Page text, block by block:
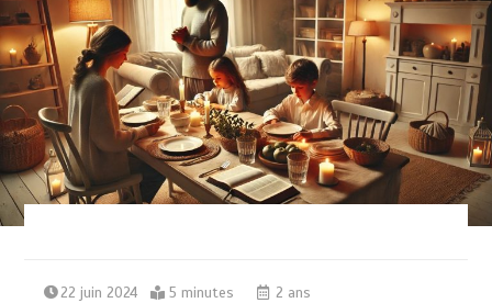
22 juin 2024 5 minutes 2 ans